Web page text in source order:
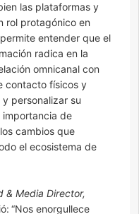
las plataformas y
rol protagónico en
entender que el
radica en la
omnicanal con
contacto físicos y
personalizar su
de
cambios que
el ecosistema de
& Media Director,
“Nos enorgullece